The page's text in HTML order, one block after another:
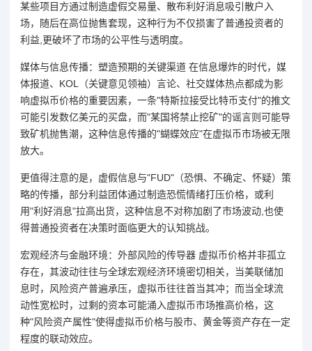
某些项目方通过制造虚假交易量、散布利好消息吸引散户入
场，随后在高位抛售套现，这种行为不仅损害了普通投资者的
利益,更破坏了市场的公平性与透明度。
媒体与信息传播：塑造预期的关键渠道 在信息爆炸的时代，媒
体报道、KOL（关键意见领袖）言论、社交媒体热点都成为影
响虚拟币价格的重要因素，一条"特斯拉接受比特币支付"的推文
可能引发数亿美元的买盘，而"某国将禁止挖矿"的谣言则可能导
致矿机抛售潮，这种信息传播的"蝴蝶效应"在虚拟币市场被无限
放大。
更值得注意的是，虚假信息与"FUD"（恐惧、不确定、怀疑）策
略的传播，部分利益团体通过制造恐慌情绪打压价格，或利
用"利好消息"拉高出货，这种信息不对称加剧了市场波动,也使
得普通投资者在决策时面临更大的认知挑战。
宏观经济与金融环境：外部风险的传导器 虚拟币价格并非孤立
存在，其波动往往与全球宏观经济环境密切相关，当美联储加
息时，风险资产普遍承压，虚拟币往往首当其冲；而当全球流
动性宽松时，过剩的资本可能涌入虚拟币市场推高价格，这
种"风险资产属性"使得虚拟币价格与股市、黄金等资产存在一定
程度的联动效应。